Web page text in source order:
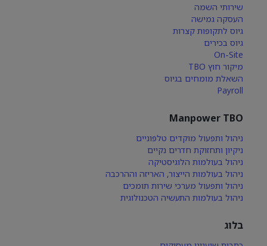
שירותי השמה
העסקה גמישה
גיוס לתקופות קצרות
גיוס בכירים
On-Site
מיקור חוץ TBO
השאלת מומחים בגיוס
Payroll
Manpower TBO
ניהול ותפעול מוקדים טלפוניים
ניקיון ותחזוקת חדרים נקיים
ניהול בעולמות הלוגיסטיקה
ניהול בעולמות הייצור, האריזה וההרכבה
ניהול ותפעול מערכי שירות תומכים
ניהול בעולמות התעשיה הטכנולוגית
בלוג